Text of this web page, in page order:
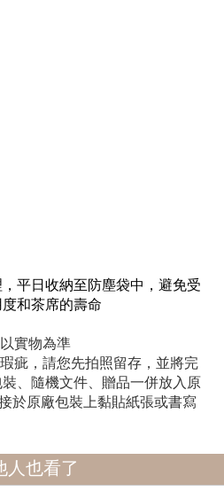
平日收納至防塵袋中，避免受
和茶席的壽命
實物為準
疵，請您先拍照留存，並將完
、隨機文件、贈品一併放入原
於原廠包裝上黏貼紙張或書寫
人也看了